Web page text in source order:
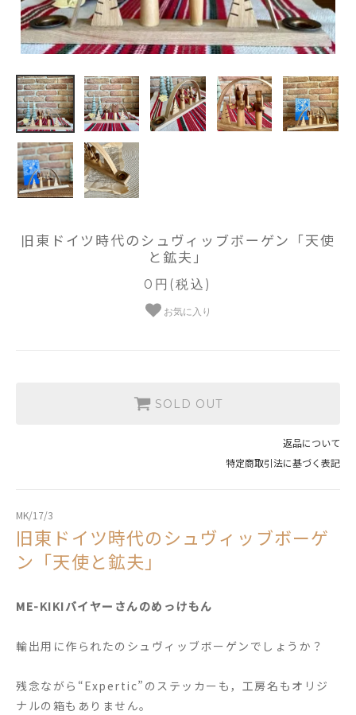
旧東ドイツ時代のシュヴィッブボーゲン「天使
と鉱夫」
0円(税込)
お気に入り
SOLD OUT
返品について
特定商取引法に基づく表記
MK/17/3
旧東ドイツ時代のシュヴィッブボーゲ
ン「天使と鉱夫」
ME-KIKIバイヤーさんのめっけもん
輸出用に作られたのシュヴィッブボーゲンでしょうか？
残念ながら“Expertic”のステッカーも，工房名もオリジ
ナルの箱もありません。